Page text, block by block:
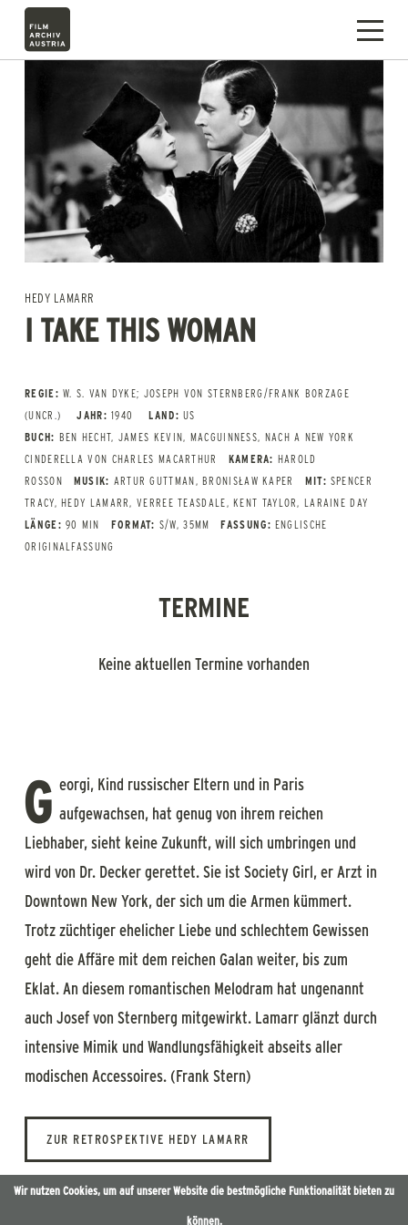
HEDY LAMARR
I TAKE THIS WOMAN
REGIE: W. S. VAN DYKE; JOSEPH VON STERNBERG/FRANK BORZAGE
(UNCR.)
JAHR: 1940 LAND: US
BUCH: BEN HECHT, JAMES KEVIN, MACGUINNESS, NACH A NEW YORK
CINDERELLA VON CHARLES MACARTHUR
KAMERA: HAROLD
ROSSON
MUSIK: ARTUR GUTTMAN, BRONISŁAW KAPER MIT: SPENCER
TRACY, HEDY LAMARR, VERREE TEASDALE, KENT TAYLOR, LARAINE DAY
LÄNGE: 90 MIN FORMAT: S/W, 35MM FASSUNG: ENGLISCHE
ORIGINALFASSUNG
TERMINE
Keine aktuellen Termine vorhanden
G eorgi, Kind russischer Eltern und in Paris
aufgewachsen, hat genug von ihrem reichen
Liebhaber, sieht keine Zukunft, will sich umbringen und
wird von Dr. Decker gerettet. Sie ist Society Girl, er Arzt in
Downtown New York, der sich um die Armen kümmert.
Trotz züchtiger ehelicher Liebe und schlechtem Gewissen
geht die Affäre mit dem reichen Galan weiter, bis zum
Eklat. An diesem romantischen Melodram hat ungenannt
auch Josef von Sternberg mitgewirkt. Lamarr glänzt durch
intensive Mimik und Wandlungsfähigkeit abseits aller
modischen Accessoires. (Frank Stern)
ZUR RETROSPEKTIVE HEDY LAMARR
Wir nutzen Cookies, um auf unserer Website die bestmögliche Funktionalität bieten zu
können.